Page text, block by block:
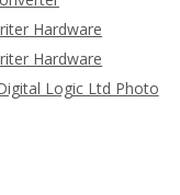
Hardware
Hardware
Logic Ltd Photo